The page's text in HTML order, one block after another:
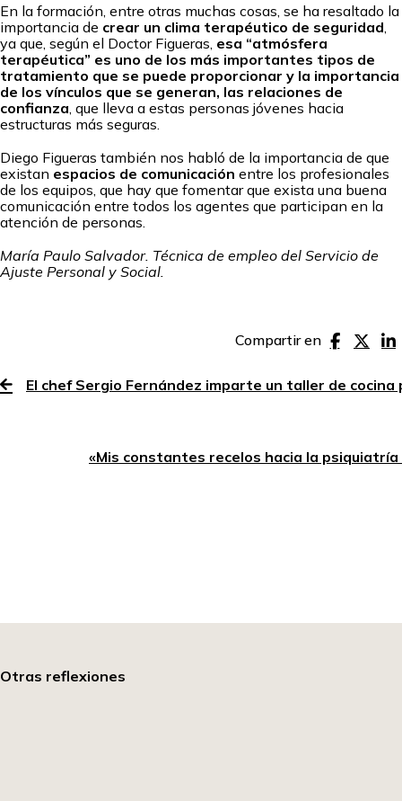
En la formación, entre otras muchas cosas, se ha resaltado la
importancia de crear un clima terapéutico de seguridad
ya que, según el Doctor Figueras, esa “atmósfera
terapéutica” es uno de los más importantes tipos de
tratamiento que se puede proporcionar y la importancia
de los vínculos que se generan, las relaciones de
confianza , que lleva a estas personas jóvenes hacia
estructuras más seguras.
Diego Figueras también nos habló de la importancia de que
existan espacios de comunicación entre los profesionales
de los equipos, que hay que fomentar que exista una buena
comunicación entre todos los agentes que participan en la
atención de personas.
María Paulo Salvador. Técnica de empleo del Servicio de
Ajuste Personal y Social.
Compartir en
El chef Sergio Fernández imparte un taller de
«Mis constantes recelos hacia la
Otras reflexiones